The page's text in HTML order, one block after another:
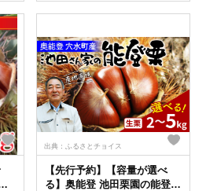
出典：ふるさとチョイス
【先行予約】【容量が選べ
る】奥能登 池田栗園の能登栗